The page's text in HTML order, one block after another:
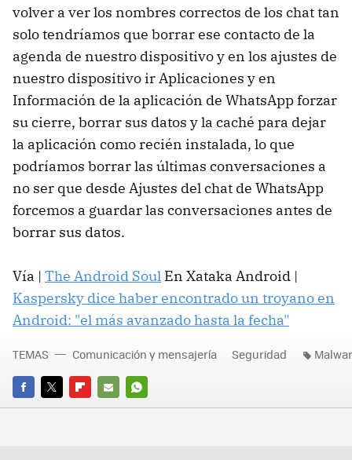
volver a ver los nombres correctos de los chat tan
solo tendríamos que borrar ese contacto de la
agenda de nuestro dispositivo y en los ajustes de
nuestro dispositivo ir Aplicaciones y en
Información de la aplicación de WhatsApp forzar
su cierre, borrar sus datos y la caché para dejar
la aplicación como recién instalada, lo que
podríamos borrar las últimas conversaciones a
no ser que desde Ajustes del chat de WhatsApp
forcemos a guardar las conversaciones antes de
borrar sus datos.
Vía | The Android Soul En Xataka Android |
Kaspersky dice haber encontrado un troyano en
Android: "el más avanzado hasta la fecha"
FACEBOOK
TWITTERFLIPBOARD
E-
WHATSAPP
TEMAS Comunicación y mensajería Seguridad